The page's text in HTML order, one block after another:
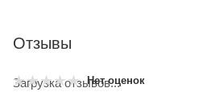
Отзывы
Нет оценок
Загрузка отзывов...